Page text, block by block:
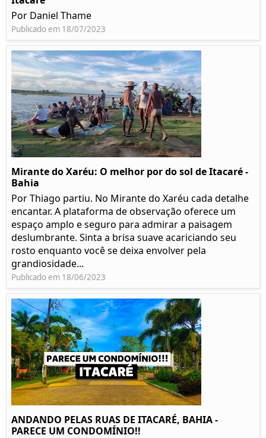
Por Daniel Thame
Publicado em 18/07/2023
Mirante do Xaréu: O melhor por do sol de Itacaré -
Bahia
Por Thiago partiu. No Mirante do Xaréu cada detalhe
encantar. A plataforma de observação oferece um
espaço amplo e seguro para admirar a paisagem
deslumbrante. Sinta a brisa suave acariciando seu
rosto enquanto você se deixa envolver pela
grandiosidade...
Publicado em 18/06/2023
ANDANDO PELAS RUAS DE ITACARÉ, BAHIA -
PARECE UM CONDOMÍNIO!!